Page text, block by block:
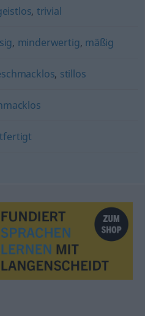
, trivial
, minderwertig, mäßig
, stillos